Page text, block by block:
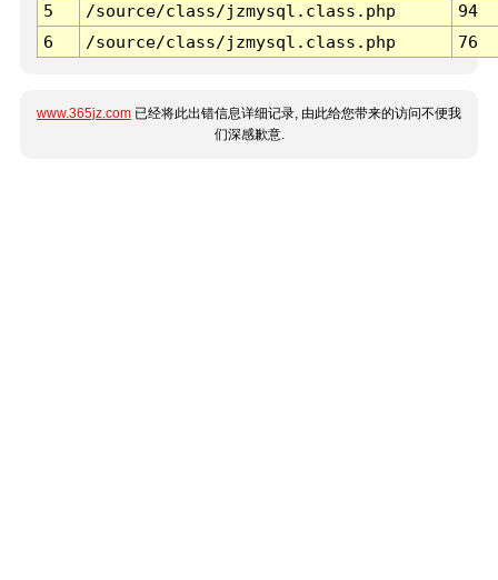
5
/source/class/jzmysql.class.php
94
6
/source/class/jzmysql.class.php 76
www.365jz.com 已经将此出错信息详细记录, 由此给您带来的访问不便我
们深感歉意.